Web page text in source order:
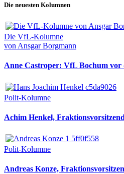
Die neuesten Kolumnen
Die VfL-Kolumne
von Ansgar Borgmann
Anne Castroper: VfL Bochum vor
Polit-Kolumne
Achim Henkel,
Polit-Kolumne
Andreas Konze,